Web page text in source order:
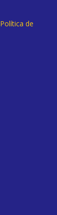
Política de